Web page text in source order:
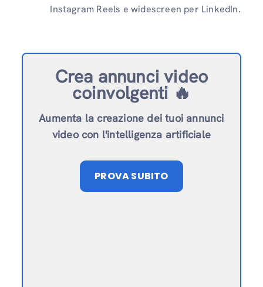
Instagram Reels e widescreen per LinkedIn.
Crea annunci video
coinvolgenti 🔥
Aumenta la creazione dei tuoi annunci
video con l'intelligenza artificiale
PROVA SUBITO